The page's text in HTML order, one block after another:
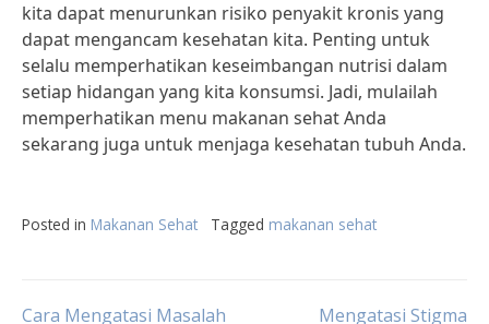
kita dapat menurunkan risiko penyakit kronis yang
dapat mengancam kesehatan kita. Penting untuk
selalu memperhatikan keseimbangan nutrisi dalam
setiap hidangan yang kita konsumsi. Jadi, mulailah
memperhatikan menu makanan sehat Anda
sekarang juga untuk menjaga kesehatan tubuh Anda.
Posted in Makanan Sehat Tagged makanan sehat
Cara Mengatasi Masalah
Mengatasi Stigma